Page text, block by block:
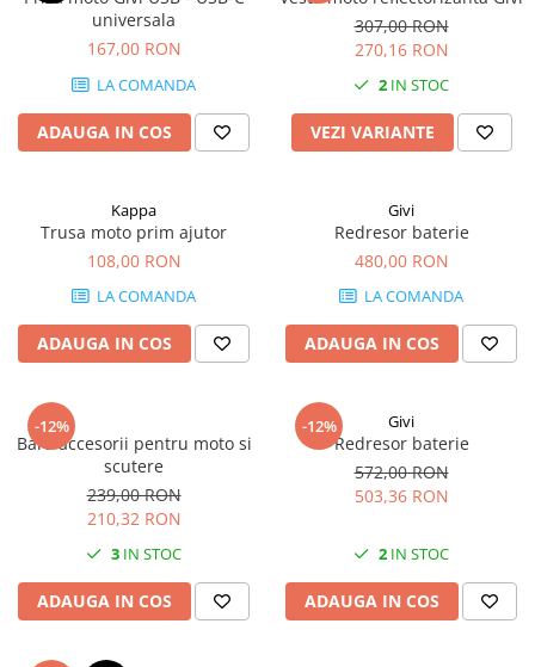
universala
167,00 RON
LA COMANDA
ADAUGA IN COS
307,00 RON
270,16 RON
2 IN STOC
VEZI VARIANTE
Kappa
Trusa moto prim ajutor
108,00 RON
LA COMANDA
ADAUGA IN COS
Givi
Redresor baterie
480,00 RON
LA COMANDA
ADAUGA IN COS
-12%
Bara accesorii pentru moto si
scutere
239,00 RON
210,32 RON
3 IN STOC
ADAUGA IN COS
-12% Givi
Redresor baterie
572,00 RON
503,36 RON
2 IN STOC
ADAUGA IN COS